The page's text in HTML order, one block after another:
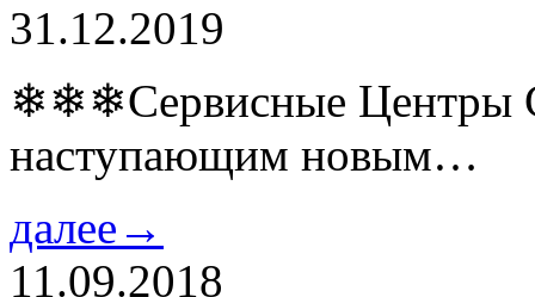
31.12.2019
❄❄❄Сервисные Центры
наступающим новым…
далее→
11.09.2018